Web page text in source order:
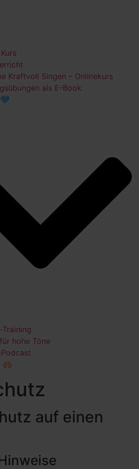
Kraftvoll Singen – Onlinekurs
als E-Book
hohe Töne
🫁
auf einen